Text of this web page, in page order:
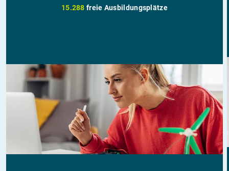
15.288freie Ausbildungsplätze